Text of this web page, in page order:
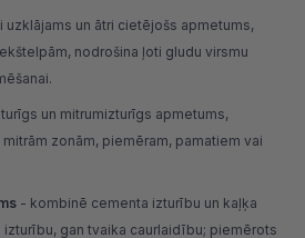
uzklājams un ātri cietējošs apmetums,
nodrošina ļoti gludu virsmu
un mitrumizturīgs apmetums,
zonām, piemēram, pamatiem vai
- kombinē cementa izturību un kaļķa
gan tvaika caurlaidību; piemērots